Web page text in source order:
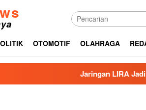
OTOMOTIF OLAHRAGA
Jaringan LIRA Jadi Kekuatan Baru,